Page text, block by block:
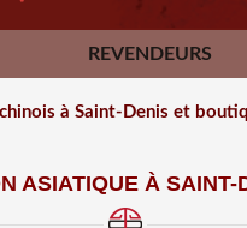
REVENDEURS
CONTACT
à Saint-Denis et
ASIATIQUE À